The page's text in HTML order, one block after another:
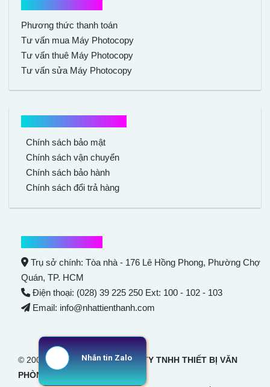
Phương thức thanh toán
Tư vấn mua Máy Photocopy
Tư vấn thuê Máy Photocopy
Tư vấn sửa Máy Photocopy
Chính sách bảo mật
Chính sách vận chuyển
Chính sách bảo hành
Chính sách đổi trả hàng
Trụ sở chính: Tòa nhà - 176 Lê Hồng Phong, Phường Chợ
Quán, TP. HCM
Điện thoại: (028) 39 225 250 Ext: 100 - 102 - 103
Email: info@nhattienthanh.com
© 2007 Bản quyền thuộc CÔNG TY TNHH THIẾT BỊ VĂN
PHÒNG NHẬT TIẾN THANH
Nhắn tin Zalo